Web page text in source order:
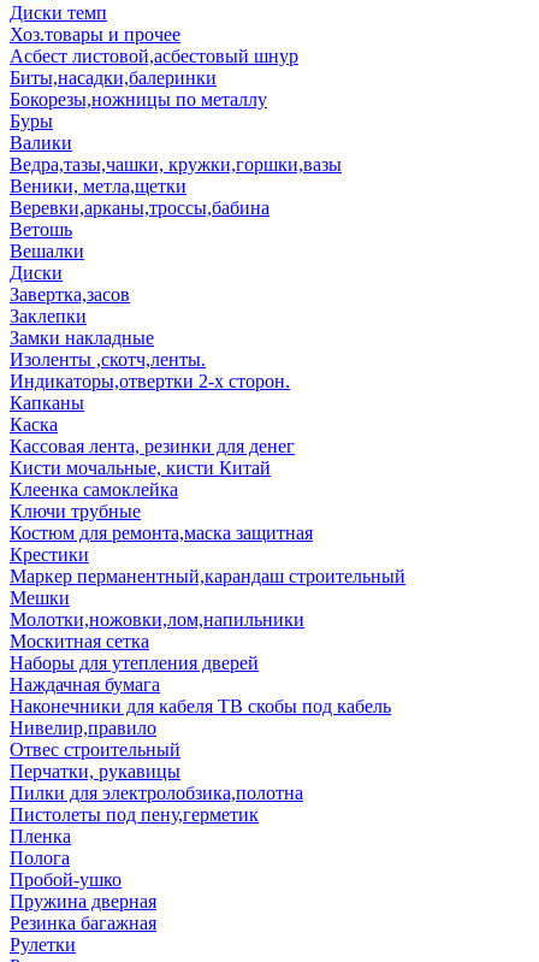
Диски темп
Хоз.товары и прочее
Асбест листовой,асбестовый шнур
Биты,насадки,балеринки
Бокорезы,ножницы по металлу
Буры
Валики
Ведра,тазы,чашки, кружки,горшки,вазы
Веники, метла,щетки
Веревки,арканы,троссы,бабина
Ветошь
Вешалки
Диски
Завертка,засов
Заклепки
Замки накладные
Изоленты ,скотч,ленты.
Индикаторы,отвертки 2-х сторон.
Капканы
Каска
Кассовая лента, резинки для денег
Кисти мочальные, кисти Китай
Клеенка самоклейка
Ключи трубные
Костюм для ремонта,маска защитная
Крестики
Маркер перманентный,карандаш строительный
Мешки
Молотки,ножовки,лом,напильники
Москитная сетка
Наборы для утепления дверей
Наждачная бумага
Наконечники для кабеля ТВ скобы под кабель
Нивелир,правило
Отвес строительный
Перчатки, рукавицы
Пилки для электролобзика,полотна
Пистолеты под пену,герметик
Пленка
Полога
Пробой-ушко
Пружина дверная
Резинка багажная
Рулетки